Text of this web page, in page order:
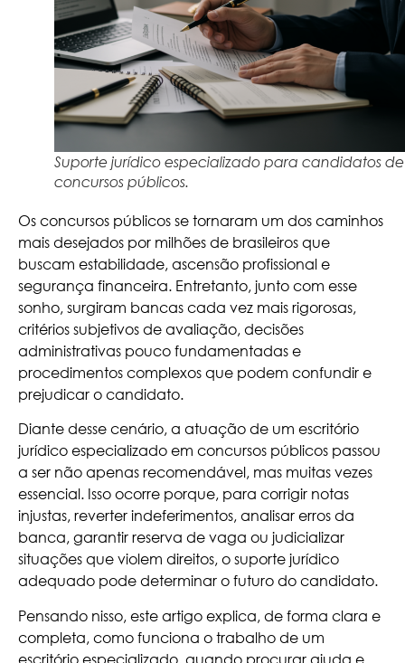
Suporte jurídico especializado para candidatos de
concursos públicos.
Os concursos públicos se tornaram um dos caminhos
mais desejados por milhões de brasileiros que
buscam estabilidade, ascensão profissional e
segurança financeira. Entretanto, junto com esse
sonho, surgiram bancas cada vez mais rigorosas,
critérios subjetivos de avaliação, decisões
administrativas pouco fundamentadas e
procedimentos complexos que podem confundir e
prejudicar o candidato.
Diante desse cenário, a atuação de um escritório
jurídico especializado em concursos públicos passou
a ser não apenas recomendável, mas muitas vezes
essencial. Isso ocorre porque, para corrigir notas
injustas, reverter indeferimentos, analisar erros da
banca, garantir reserva de vaga ou judicializar
situações que violem direitos, o suporte jurídico
adequado pode determinar o futuro do candidato.
Pensando nisso, este artigo explica, de forma clara e
completa, como funciona o trabalho de um
escritório especializado, quando procurar ajuda e